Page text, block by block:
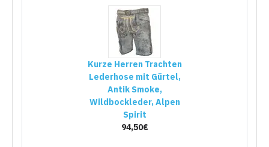
Kurze Herren Trachten
Lederhose mit Gürtel,
Antik Smoke,
Wildbockleder, Alpen
Spirit
94,50€